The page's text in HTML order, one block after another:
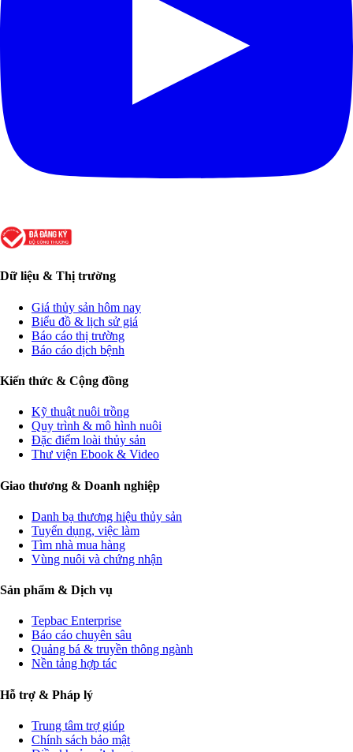
Dữ liệu & Thị trường
Giá thủy sản hôm nay
Biểu đồ & lịch sử giá
Báo cáo thị trường
Báo cáo dịch bệnh
Kiến thức & Cộng đồng
Kỹ thuật nuôi trồng
Quy trình & mô hình nuôi
Đặc điểm loài thủy sản
Thư viện Ebook & Video
Giao thương & Doanh nghiệp
Danh bạ thương hiệu thủy sản
Tuyển dụng, việc làm
Tìm nhà mua hàng
Vùng nuôi và chứng nhận
Sản phẩm & Dịch vụ
Tepbac Enterprise
Báo cáo chuyên sâu
Quảng bá & truyền thông ngành
Nền tảng hợp tác
Hỗ trợ & Pháp lý
Trung tâm trợ giúp
Chính sách bảo mật